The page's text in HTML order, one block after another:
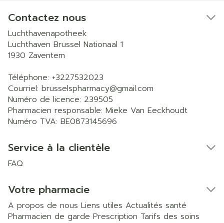
Contactez nous
Luchthavenapotheek
Luchthaven Brussel Nationaal 1
1930 Zaventem
Téléphone: +3227532023
Courriel: brusselspharmacy@gmail.com
Numéro de licence: 239505
Pharmacien responsable: Mieke Van Eeckhoudt
Numéro TVA: BE0873145696
Service à la clientèle
FAQ
Votre pharmacie
A propos de nous Liens utiles Actualités santé
Pharmacien de garde Prescription Tarifs des soins